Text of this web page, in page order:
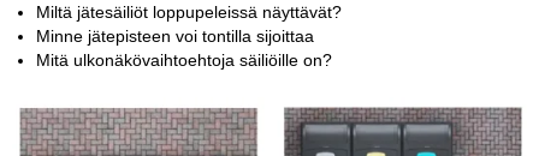
Miltä jätesäiliöt loppupeleissä näyttävät?
Minne jätepisteen voi tontilla sijoittaa
Mitä ulkonäkövaihtoehtoja säiliöille on?